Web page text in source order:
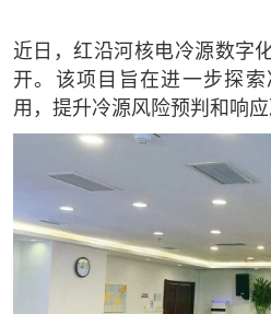
近日，红沿河核电冷源数字
开。该项目旨在进一步探
用，提升冷源风险预判和响应